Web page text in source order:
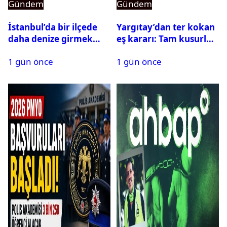
Gündem
İstanbul’da bir ilçede
daha denize girmek
1 gün önce
Gündem
Yargıtay’dan ter kokan
eş kararı: Tam kusurlu
1 gün önce